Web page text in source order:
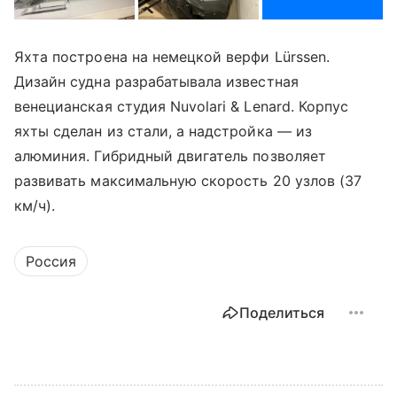
Яхта построена на немецкой верфи Lürssen.
Дизайн судна разрабатывала известная
венецианская студия Nuvolari & Lenard. Корпус
яхты сделан из стали, а надстройка — из
алюминия. Гибридный двигатель позволяет
развивать максимальную скорость 20 узлов (37
км/ч).
Россия
Поделиться